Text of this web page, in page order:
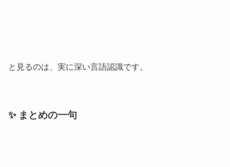
と見るのは、実に深い言語認識です。
✨ まとめの一句